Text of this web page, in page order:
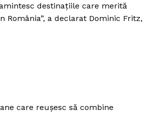
destinațiile care merită
a declarat Dominic Fritz,
care reușesc să combine